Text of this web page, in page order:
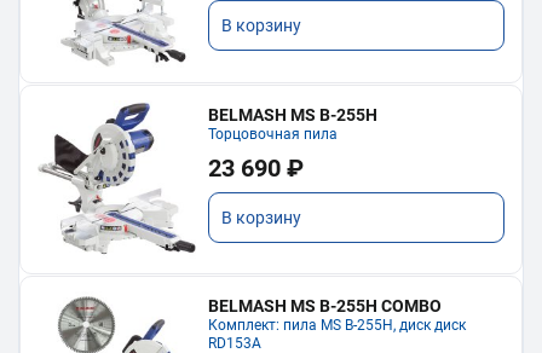
В корзину
BELMASH MS B-255H
Торцовочная пила
23 690 ₽
В корзину
BELMASH MS B-255H COMBO
Комплект: пила MS B-255H, диск диск
RD153A